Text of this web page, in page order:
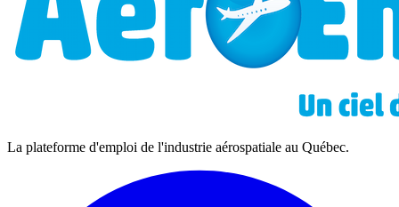
La plateforme d'emploi de l'industrie aérospatiale au Québec.